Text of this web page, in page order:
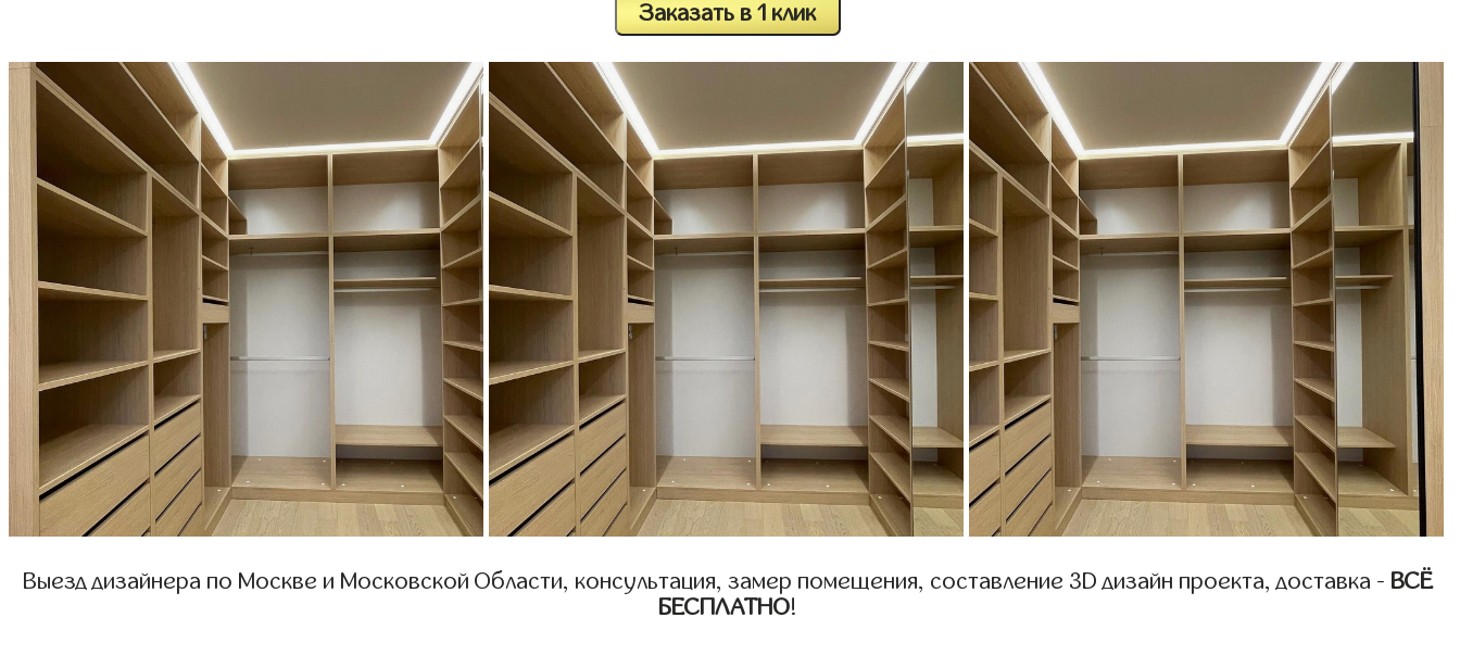
Заказать в 1 клик
Выезд дизайнера по Москве и Московской Области, консультация, замер помещения, составление 3D дизайн проекта, доставка - ВСЁ
БЕСПЛАТНО!